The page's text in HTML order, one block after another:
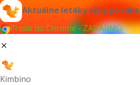
Aktuálne letáky vždy po ruke
Pridať do Chrome - ZADARMO
Kimbino